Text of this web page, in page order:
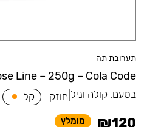
תערובת תה
Line – 250g – Cola Code
בטעם: קולה וניל חוזק קל
₪120 מומלץ